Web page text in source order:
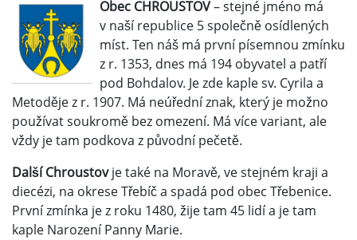
Obec CHROUSTOV– stejné jméno má
v naší republice 5 společně osídlených
míst. Ten náš má první písemnou zmínku
z r. 1353, dnes má 194 obyvatel a patří
pod Bohdalov. Je zde kaple sv. Cyrila a
Metoděje z r. 1907. Má neúřední znak, který je možno
používat soukromě bez omezení. Má více variant, ale
vždy je tam podkova z původní pečetě.
Další Chroustovje také na Moravě, ve stejném kraji a
diecézi, na okrese Třebíč a spadá pod obec Třebenice.
První zmínka je z roku 1480, žije tam 45 lidí a je tam
kaple Narození Panny Marie.